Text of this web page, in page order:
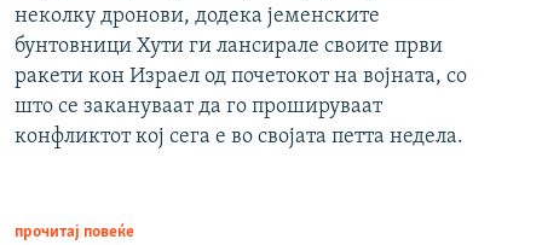
неколку дронови, додека јеменските
бунтовници Хути ги лансирале своите први
ракети кон Израел од почетокот на војната, со
што се закануваат да го прошируваат
конфликтот кој сега е во својата петта недела.
прочитај повеќе